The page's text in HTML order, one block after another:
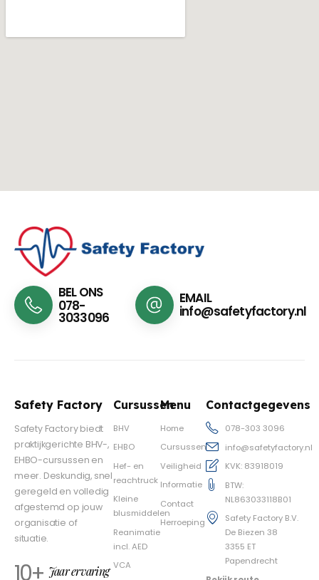
BEL ONS
078-
3033096
EMAIL
info@safetyfactory.nl
Safety Factory
Safety Factory biedt
praktijkgerichte BHV-,
EHBO-cursussen en
meer. Deskundig, snel
geregeld en volledig
afgestemd op jouw
organisatie of
situatie.
10+ Jaar ervaring
Cursussen
BHV
EHBO
Hef- en
reachtruck
Kleine
blusmiddelen
Reanimatie
incl. AED
VCA
Menu
Home
Cursussen
Veiligheid
Informatie
Contact
Herroeping
Contactgegevens
078-303 3096
info@safetyfactory.nl
KVK: 83918019
BTW:
NL863033118B01
Safety Factory B.V.
De Biezen 38
3355 ET
Papendrecht